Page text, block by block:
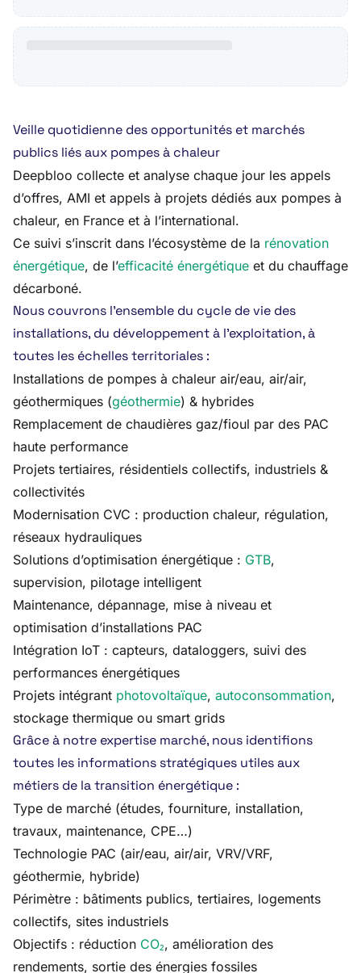
Veille quotidienne des opportunités et marchés
publics liés aux pompes à chaleur
Deepbloo collecte et analyse chaque jour les appels
d’offres, AMI et appels à projets dédiés aux pompes à
chaleur, en France et à l’international.
Ce suivi s’inscrit dans l’écosystème de la rénovation
énergétique, de l’efficacité énergétique et du chauffage
décarboné.
Nous couvrons l’ensemble du cycle de vie des
installations, du développement à l’exploitation, à
toutes les échelles territoriales :
Installations de pompes à chaleur air/eau, air/air,
géothermiques (géothermie) & hybrides
Remplacement de chaudières gaz/fioul par des PAC
haute performance
Projets tertiaires, résidentiels collectifs, industriels &
collectivités
Modernisation CVC : production chaleur, régulation,
réseaux hydrauliques
Solutions d’optimisation énergétique : GTB,
supervision, pilotage intelligent
Maintenance, dépannage, mise à niveau et
optimisation d’installations PAC
Intégration IoT : capteurs, dataloggers, suivi des
performances énergétiques
Projets intégrant photovoltaïque, autoconsommation,
stockage thermique ou smart grids
Grâce à notre expertise marché, nous identifions
toutes les informations stratégiques utiles aux
métiers de la transition énergétique :
Type de marché (études, fourniture, installation,
travaux, maintenance, CPE…)
Technologie PAC (air/eau, air/air, VRV/VRF,
géothermie, hybride)
Périmètre : bâtiments publics, tertiaires, logements
collectifs, sites industriels
Objectifs : réduction CO₂, amélioration des
rendements, sortie des énergies fossiles